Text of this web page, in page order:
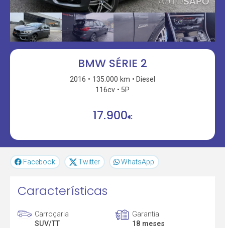
BMW SÉRIE 2
2016 135.000 km
Diesel
116cv
5P
17.900€
Facebook Twitter WhatsApp
Características
Carroçaria
SUV/TT
Garantia
18 meses